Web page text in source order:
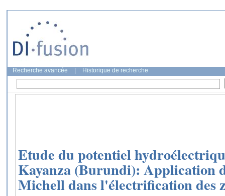
Recherche avancée Historique de recherche
Etude du potentiel
Kayanza (Burundi): Application
Michell dans l'électrification des